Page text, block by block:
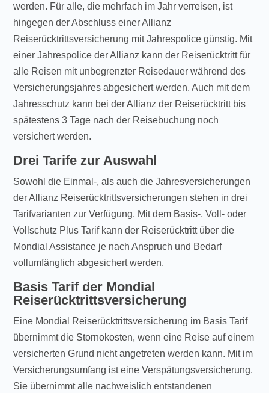
werden. Für alle, die mehrfach im Jahr verreisen, ist
hingegen der Abschluss einer Allianz
Reiserücktrittsversicherung mit Jahrespolice günstig. Mit
einer Jahrespolice der Allianz kann der Reiserücktritt für
alle Reisen mit unbegrenzter Reisedauer während des
Versicherungsjahres abgesichert werden. Auch mit dem
Jahresschutz kann bei der Allianz der Reiserücktritt bis
spätestens 3 Tage nach der Reisebuchung noch
versichert werden.
Drei Tarife zur Auswahl
Sowohl die Einmal-, als auch die Jahresversicherungen
der Allianz Reiserücktrittsversicherungen stehen in drei
Tarifvarianten zur Verfügung. Mit dem Basis-, Voll- oder
Vollschutz Plus Tarif kann der Reiserücktritt über die
Mondial Assistance je nach Anspruch und Bedarf
vollumfänglich abgesichert werden.
Basis Tarif der Mondial
Reiserücktrittsversicherung
Eine Mondial Reiserücktrittsversicherung im Basis Tarif
übernimmt die Stornokosten, wenn eine Reise auf einem
versicherten Grund nicht angetreten werden kann. Mit im
Versicherungsumfang ist eine Verspätungsversicherung.
Sie übernimmt alle nachweislich entstandenen